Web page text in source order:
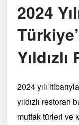
2024
2024 yılı
yıldızlı restoran
mutfak türleri ve